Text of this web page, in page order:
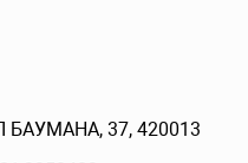
БАУМАНА, 37, 420013